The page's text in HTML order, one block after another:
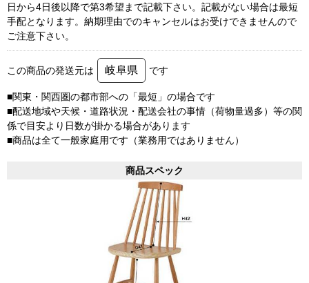
日から4日後以降で第3希望まで記載下さい。記載がない場合は最短
手配となります。納期理由でのキャンセルはお受けできませんので
ご注意下さい。
この商品の発送元は 岐阜県 です
■関東・関西圏の都市部への「最短」の場合です
■配送地域や天候・道路状況・配送会社の事情（荷物量過多）等の関
係で目安より日数が掛かる場合があります
■商品は全て一般家庭用です（業務用ではありません）
商品スペック